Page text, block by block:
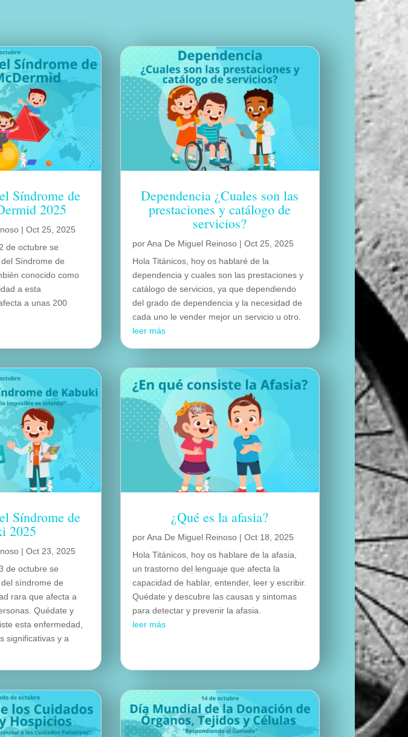
Síndrome de
2025
|Oct 25, 2025
de octubre se
Síndrome de
conocido como
a esta
a unas 200
Síndrome de
2025
|Oct 23, 2025
de octubre se
síndrome de
rara que afecta a
Quédate y
esta enfermedad,
significativas y a
Dependencia ¿Cuales son las
prestaciones y catálogo de
servicios?
porAna De Miguel Reinoso |Oct 25, 2025
Hola Titánicos, hoy os hablaré de la
dependencia y cuales son las prestaciones y
catálogo de servicios, ya que dependiendo
del grado de dependencia y la necesidad de
cada uno le vender mejor un servicio u otro.
leer más
¿Qué es la afasia?
porAna De Miguel Reinoso |Oct 18, 2025
Hola Titánicos, hoy os hablare de la afasia,
un trastorno del lenguaje que afecta la
capacidad de hablar, entender, leer y escribir.
Quédate y descubre las causas y sintomas
para detectar y prevenir la afasia.
leer más